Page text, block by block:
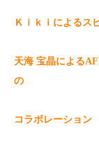
Ｋｉｋｉによるス
天海 宝晶による
の
コラボレーション